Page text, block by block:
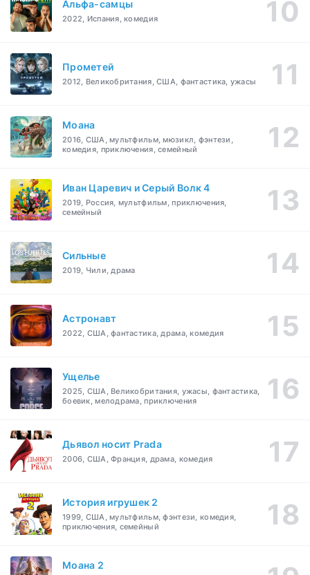
Альфа-самцы
2022, Испания, комедия
Прометей
2012, Великобритания, США, фантастика, ужасы
Моана
2016, США, мультфильм, мюзикл, фэнтези,
комедия, приключения, семейный
Иван Царевич и Серый Волк 4
2019, Россия, мультфильм, приключения,
семейный
Сильные
2019, Чили, драма
Астронавт
2022, США, фантастика, драма, комедия
Ущелье
2025, США, Великобритания, ужасы, фантастика,
боевик, мелодрама, приключения
Дьявол носит Prada
2006, США, Франция, драма, комедия
История игрушек 2
1999, США, мультфильм, фэнтези, комедия,
приключения, семейный
Моана 2